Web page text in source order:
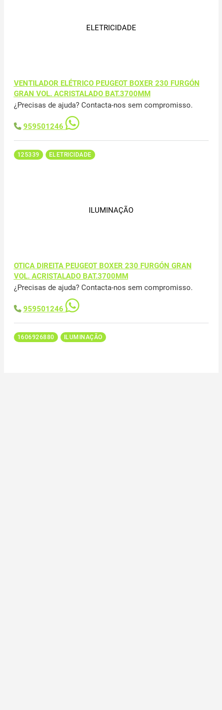
ELETRICIDADE
VENTILADOR ELÉTRICO PEUGEOT BOXER 230 FURGÓN
GRAN VOL. ACRISTALADO BAT.3700MM
¿Precisas de ajuda? Contacta-nos sem compromisso.
959501246
125339 ELETRICIDADE
ILUMINAÇÃO
OTICA DIREITA PEUGEOT BOXER 230 FURGÓN GRAN
VOL. ACRISTALADO BAT.3700MM
¿Precisas de ajuda? Contacta-nos sem compromisso.
959501246
1606926880 ILUMINAÇÃO